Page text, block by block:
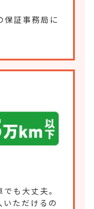
保証事務局に
も大丈夫。
ただけるの